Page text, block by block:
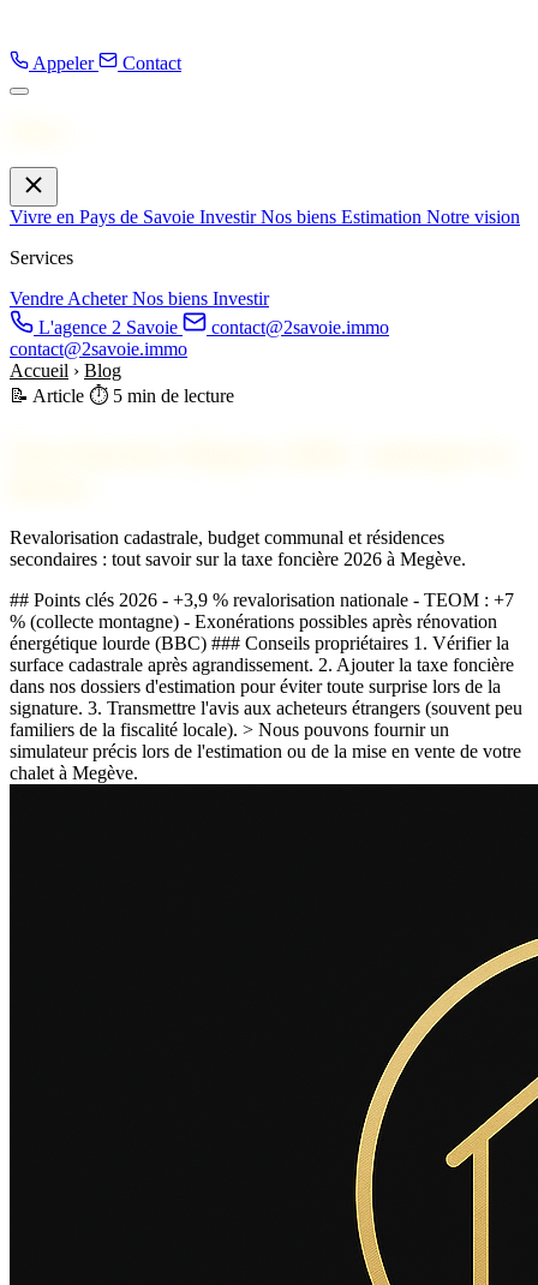
Appeler Contact
Vivre en Pays de Savoie InvestirNos biens Estimation Notre vision
Services
VendreAcheterNos biens Investir
L'agence 2 Savoie
contact@2savoie.immo
contact@2savoie.immo
Accueil › Blog
📝 Article ⏱️ 5 min de lecture
Revalorisation cadastrale, budget communal et résidences
secondaires : tout savoir sur la taxe foncière 2026 à Megève.
## Points clés 2026 - +3,9 % revalorisation nationale - TEOM : +7
% (collecte montagne) - Exonérations possibles après rénovation
énergétique lourde (BBC) ### Conseils propriétaires 1. Vérifier la
surface cadastrale après agrandissement. 2. Ajouter la taxe foncière
dans nos dossiers d'estimation pour éviter toute surprise lors de la
signature. 3. Transmettre l'avis aux acheteurs étrangers (souvent peu
familiers de la fiscalité locale). > Nous pouvons fournir un
simulateur précis lors de l'estimation ou de la mise en vente de votre
chalet à Megève.